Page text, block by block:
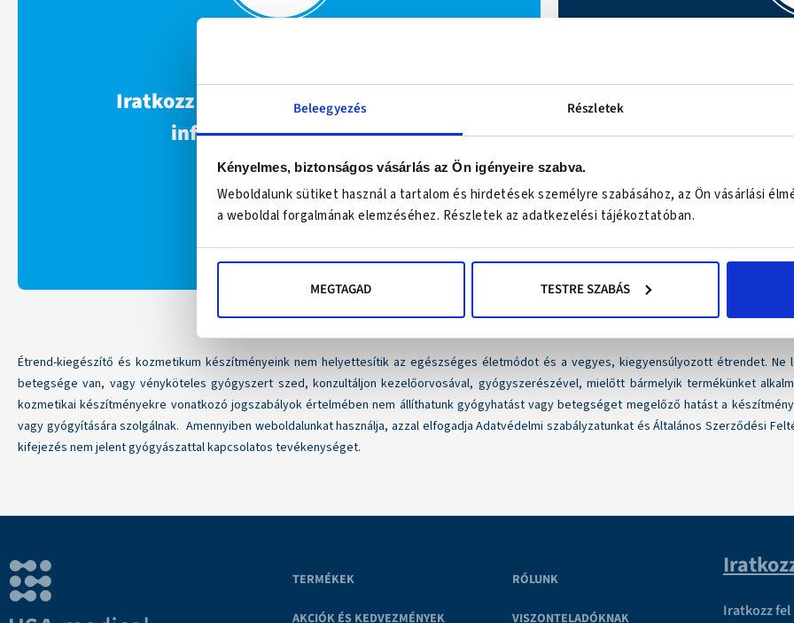
Beleegyezés Részletek
Kényelmes, biztonságos vásárlás az Ön igényeire szabva.
Weboldalunk sütiket használ a tartalom és hirdetések személyre szabásához, az Ön vásárlási
a weboldal forgalmának elemzéséhez. Részletek az adatkezelési tájékoztatóban.
MEGTAGAD TESTRE SZABÁS
Iratkozz fel hírlevelünkre hasznos
információkért és 10%
kedvezményért!
Csatlakozz
mások
Étrend-kiegészítő és kozmetikum készítményeink nem helyettesítik az egészséges életmódot és a vegyes, kiegyensúlyozott étrendet. Ne
betegsége van, vagy vényköteles gyógyszert szed, konzultáljon kezelőorvosával, gyógyszerészével, mielőtt bármelyik termékünket
kozmetikai készítményekre vonatkozó jogszabályok értelmében nem állíthatunk gyógyhatást vagy betegséget megelőző hatást a
vagy gyógyítására szolgálnak. Amennyiben weboldalunkat használja, azzal elfogadja Adatvédelmi szabályzatunkat és Általános Szerződési
kifejezés nem jelent gyógyászattal kapcsolatos tevékenységet.
TERMÉKEK
AKCIÓK ÉS KEDVEZMÉNYEK
RÓLUNK
VISZONTELADÓKNAK
Iratkozz